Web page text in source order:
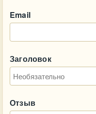
Email
Заголовок
Отзыв